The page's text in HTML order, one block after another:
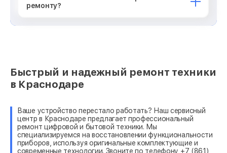
ремонту?
Быстрый и надежный ремонт техники
в Краснодаре
Ваше устройство перестало работать? Наш сервисный
центр в Краснодаре предлагает профессиональный
ремонт цифровой и бытовой техники. Мы
специализируемся на восстановлении функциональности
приборов, используя оригинальные комплектующие и
современные технологии. Звоните по телефону +7 (861)